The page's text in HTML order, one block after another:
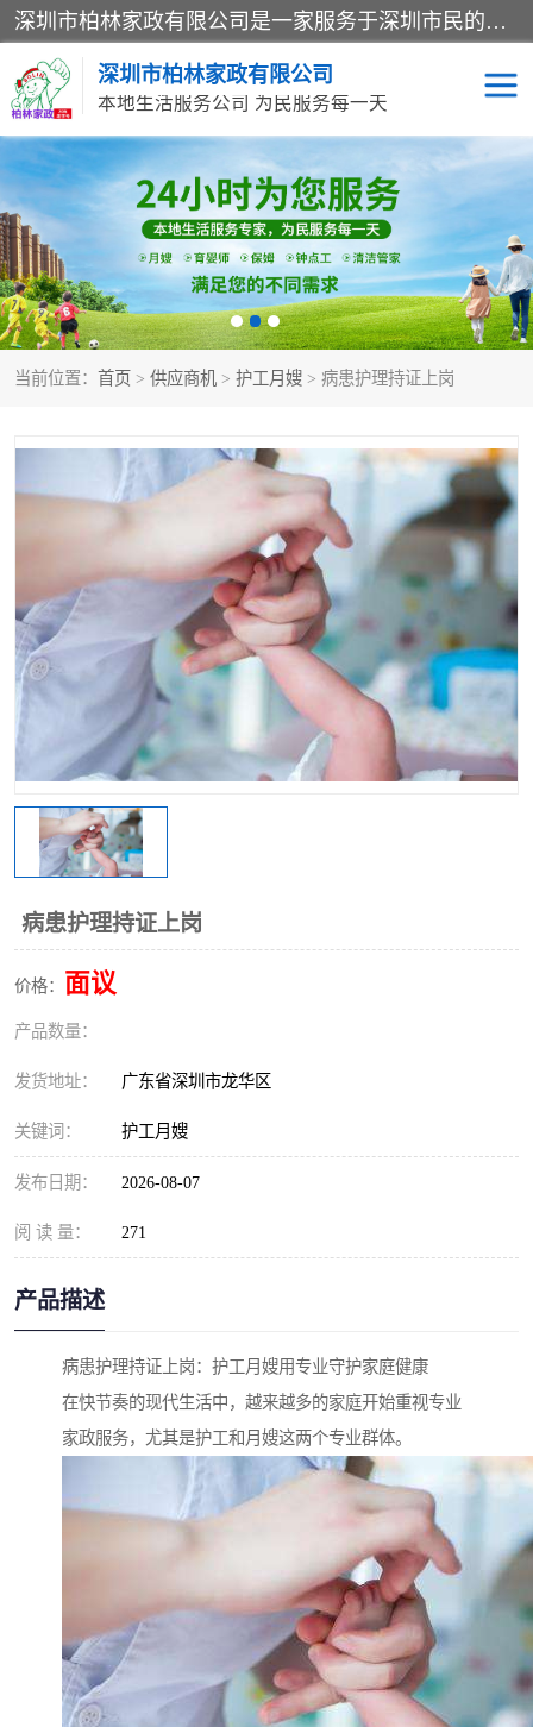
深圳市柏林家政有限公司是一家服务于深圳市民的专业家政公司。致力于为客户提供高质量、多维度的家庭服务，包括养老、母婴、月嫂育婴早教、康复理疗、家电清洗和保洁等方面的专业服务。
深圳市柏林家政有限公司
本地生活服务公司 为民服务每一天
当前位置： 首页 > 供应商机 > 护工月嫂 > 病患护理持证上岗
病患护理持证上岗
价格： 面议
产品数量：
发货地址： 广东省深圳市龙华区
关键词： 护工月嫂
发布日期： 2026-08-07
阅 读 量： 271
产品描述
病患护理持证上岗：护工月嫂用专业守护家庭健康
在快节奏的现代生活中，越来越多的家庭开始重视专业
家政服务，尤其是护工和月嫂这两个专业群体。
家居保洁 护工月嫂
家庭保姆 家政服务